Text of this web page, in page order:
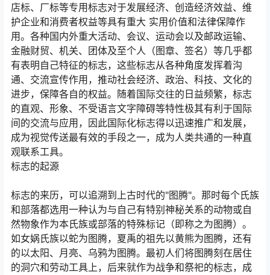
店标、厂标等专用标志对于发展经济、创造经济效益、维
护企业和消费者权益等具有重大 实用价值和法律保障作
用。各种国内外重大活动、会议、运动会以及邮政运输、
金融财贸、机关、团体及至个人（图章、签名）等几乎都
有表明自己特征的标志，这些标志从各种角度发挥着沟
通、交流宣传作用，推动社会经济、政治、科技、文化的
进步，保障各自的权益。随着国际交往的日益频繁，标志
的直观、形象、不受语言文字障碍等特性极其有利于国际
间的交流与应用，因此国际化标志得以迅速推广和发展，
成为视觉传送最有效的手段之一，成为人类共通的一种直
观联系工具。
标志的起源
标志的来历，可以追溯到上古时代的"图腾"。那时每个氏族
和部落都选用一种认为与自己有特别神秘关系的动物或自
然物象作为本氏族或部落的特殊标记（即称之为图腾）。
如女娲氏族以蛇为图腾，夏禹的祖先以黄熊为图腾，还有
的以太阳、月亮、乌鸦为图腾。最初人们将图腾刻在居住
的洞穴和劳动工具上，后来就作为战争和祭祀的标志，成